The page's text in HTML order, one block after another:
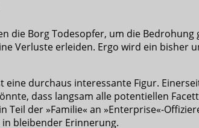
die Borg Todesopfer, um die
Verluste erleiden. Ergo wird ein
eine durchaus interessante Figur.
dass langsam alle potentiellen
Teil der »Familie« an »Enterprise«-
in bleibender Erinnerung.